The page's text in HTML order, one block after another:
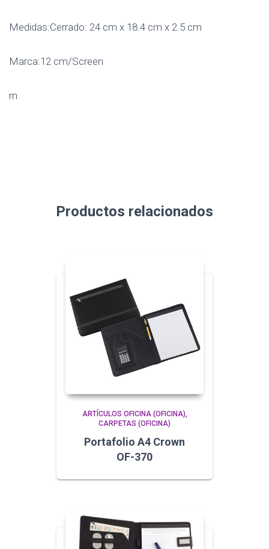
Medidas:Cerrado: 24 cm x 18.4 cm x 2.5 cm
Marca:12 cm/Screen
rn
Productos relacionados
ARTÍCULOS OFICINA (OFICINA)
CARPETAS (OFICINA)
Portafolio A4 Crown
OF-370